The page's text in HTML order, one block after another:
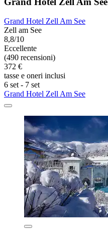
Grand Hotel Zell Am See
Zell am See
8,8/10
Eccellente
(490 recensioni)
372 €
tasse e oneri inclusi
6 set - 7 set
Grand Hotel Zell Am See